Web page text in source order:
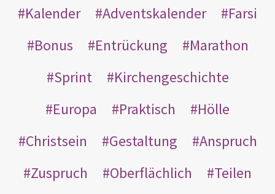
Kalender
Adventskalender
Farsi
Bonus
Entrückung
Marathon
Sprint
Kirchengeschichte
Europa
Praktisch
Hölle
Christsein
Gestaltung
Anspruch
Zuspruch
Oberflächlich
Teilen